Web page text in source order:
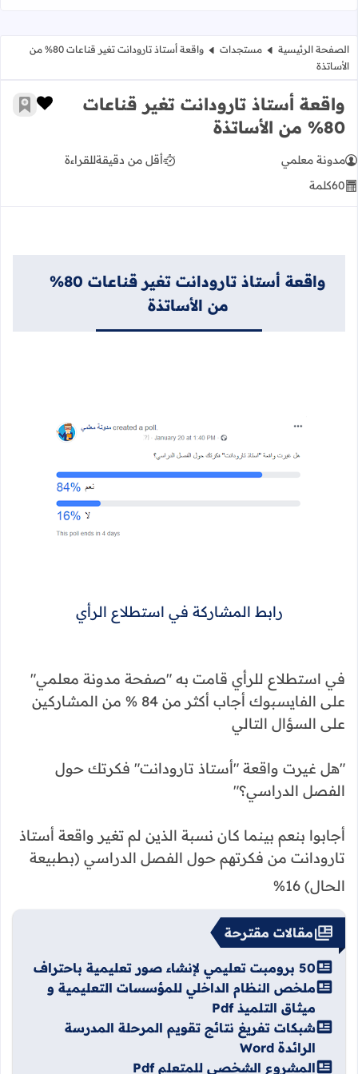
الصفحة الرئيسية مستجدات
واقعة أستاذ تارودانت تغير قناعات 80% من
الأساتذة
واقعة أستاذ تارودانت تغير قناعات
80% من الأساتذة
زر
أضف
مدونة معلمي أقل من دقيقةللقراءة
60كلمة
واقعة أستاذ تارودانت تغير قناعات 80%
من الأساتذة
رابط المشاركة في استطلاع الرأي
في استطلاع للرأي قامت به "صفحة مدونة معلمي"
على الفايسبوك أجاب أكثر من 84 % من المشاركين
على السؤال التالي
"هل غيرت واقعة "أستاذ تارودانت" فكرتك حول
الفصل الدراسي؟"
أجابوا بنعم بينما كان نسبة الذين لم تغير واقعة أستاذ
تارودانت من فكرتهم حول الفصل الدراسي (بطبيعة
الحال) 16%
مقالات مقترحة
50 برومبت تعليمي لإنشاء صور تعليمية باحتراف
ملخص النظام الداخلي للمؤسسات التعليمية و
ميثاق التلميذ Pdf
شبكات تفريغ نتائج تقويم المرحلة المدرسة
الرائدة Word
المشروع الشخصي للمتعلم Pdf